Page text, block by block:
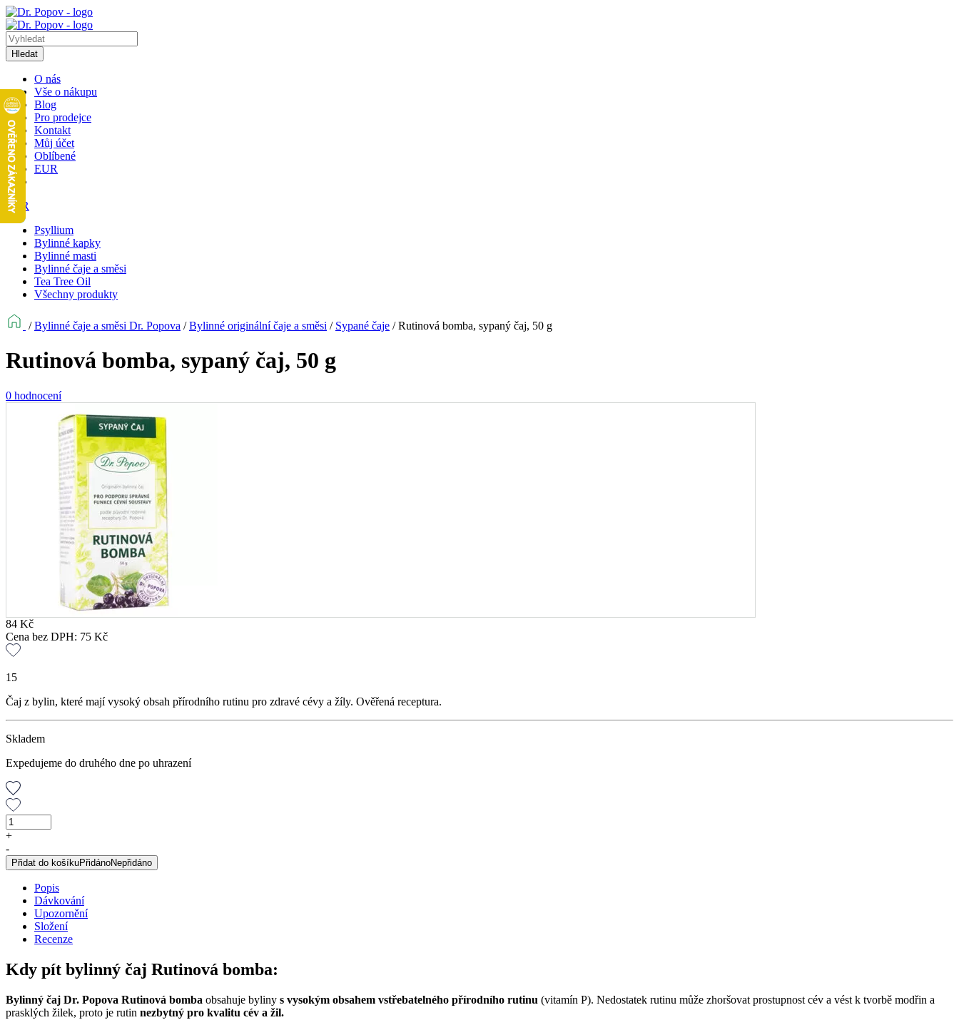
Hledat
O nás
Vše o nákupu
Blog
Pro prodejce
Kontakt
Můj účet
Oblíbené
EUR
EUR
Psyllium
Bylinné kapky
Bylinné masti
Bylinné čaje a směsi
Tea Tree Oil
Všechny produkty
/Bylinné čaje a směsi Dr. Popova /Bylinné originální čaje a směsi / Sypané čaje /Rutinová bomba, sypaný čaj, 50 g
Rutinová bomba, sypaný čaj, 50 g
0 hodnocení
84 Kč
Cena bez DPH: 75 Kč
15
Čaj z bylin, které mají vysoký obsah přírodního rutinu pro zdravé cévy a žíly. Ověřená receptura.
Skladem
Expedujeme do druhého dne po uhrazení
Rutinová
bomba,
čaj,
50
množství
+
-
Přidat do košíkuPřidánoNepřidáno
Popis
Dávkování
Upozornění
Složení
Recenze
Kdy pít bylinný čaj Rutinová bomba:
Bylinný čaj Dr. Popova Rutinová bomba obsahuje byliny s vysokým obsahem vstřebatelného přírodního rutinu (vitamín P). Nedostatek rutinu může zhoršovat prostupnost cév a vést k tvorbě modřin a
prasklých žilek, proto je rutin nezbytný pro kvalitu cév a žil.